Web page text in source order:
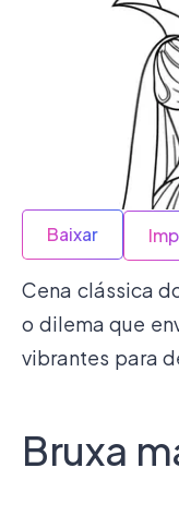
Baixar
Cena clássica
o dilema que
vibrantes para
Bruxa